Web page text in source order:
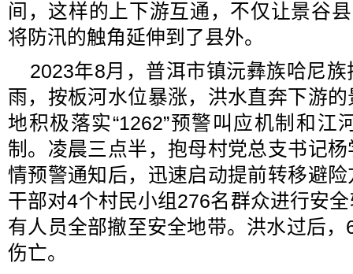
间，这样的上下游互通，不仅让景谷
将防汛的触角延伸到了县外。
2023年8月，普洱市镇沅彝族哈尼
雨，按板河水位暴涨，洪水直奔下游
地积极落实“1262”预警叫应机制和江
制。凌晨三点半，抱母村党总支书记
情预警通知后，迅速启动提前转移避
干部对4个村民小组276名群众进行安
有人员全部撤至安全地带。洪水过后
伤亡。